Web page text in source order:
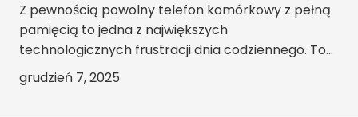
Z pewnością powolny telefon komórkowy z pełną
pamięcią to jedna z największych
technologicznych frustracji dnia codziennego. To...
grudzień 7, 2025